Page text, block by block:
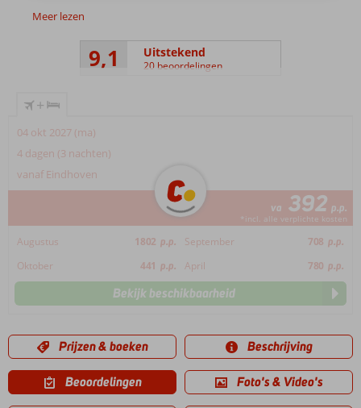
Meer lezen
9,1 Uitstekend
20 beoordelingen
+
04 okt 2027 (ma)
4 dagen (3 nachten)
vanaf Eindhoven
va 392 p.p.
*incl. alle verplichte kosten
Augustus 1802 p.p. September 708 p.p.
Oktober
441 p.p. April 780 p.p.
Bekijk beschikbaarheid
Prijzen & boeken Beschrijving
Beoordelingen Foto's & Video's